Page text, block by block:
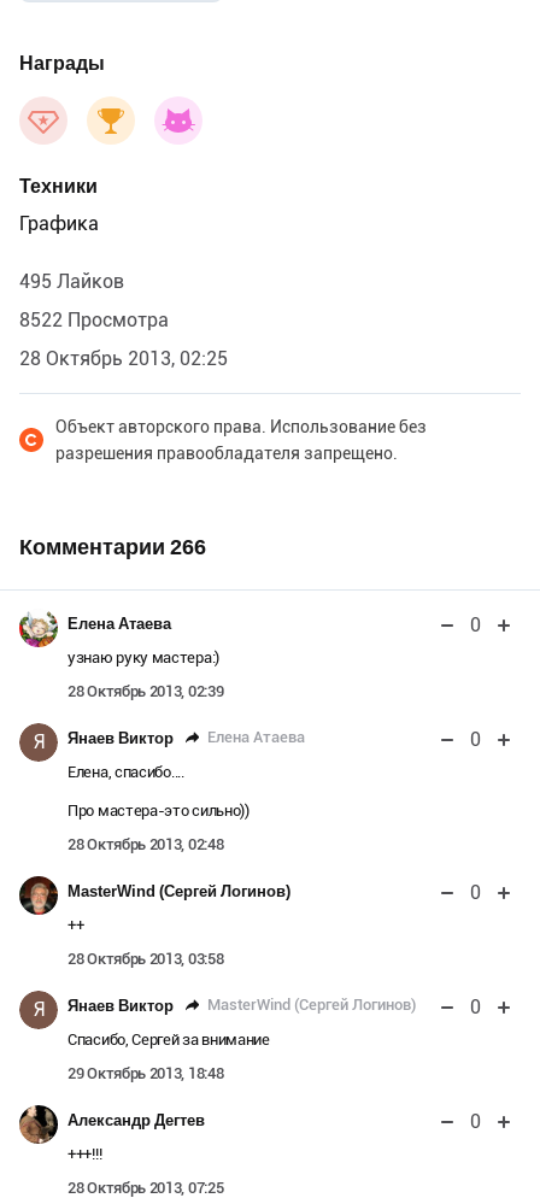
Награды
Техники
Графика
495 Лайков
8522 Просмотра
28 Октябрь 2013, 02:25
Объект авторского права. Использование без
разрешения правообладателя запрещено.
Комментарии 266
Елена Атаева 0
узнаю руку мастера:)
28 Октябрь 2013, 02:39
Я Янаев Виктор Елена Атаева 0
Елена, спасибо....
Про мастера-это сильно))
28 Октябрь 2013, 02:48
MasterWind (Сергей Логинов) 0
++
28 Октябрь 2013, 03:58
Я Янаев Виктор MasterWind (Сергей Логинов) 0
Спасибо, Сергей за внимание
29 Октябрь 2013, 18:48
Александр Дегтев 0
+++!!!
28 Октябрь 2013, 07:25